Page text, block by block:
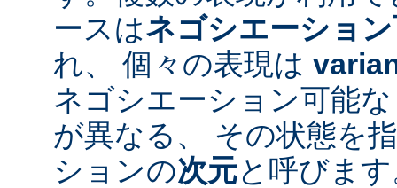
ースはネゴシエーショ
れ、 個々の表現は
ネゴシエーション可能
が異なる、 その状態を
ションの次元と呼びま